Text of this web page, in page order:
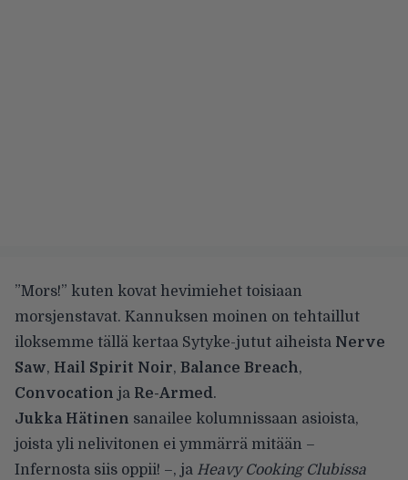
”Mors!” kuten kovat hevimiehet toisiaan
morsjenstavat. Kannuksen moinen on tehtaillut
iloksemme tällä kertaa Sytyke-jutut aiheista Nerve
Saw, Hail Spirit Noir, Balance Breach,
Convocation ja Re-Armed.
Jukka Hätinen sanailee kolumnissaan asioista,
joista yli nelivitonen ei ymmärrä mitään –
Infernosta siis oppii! –, ja Heavy Cooking Clubissa